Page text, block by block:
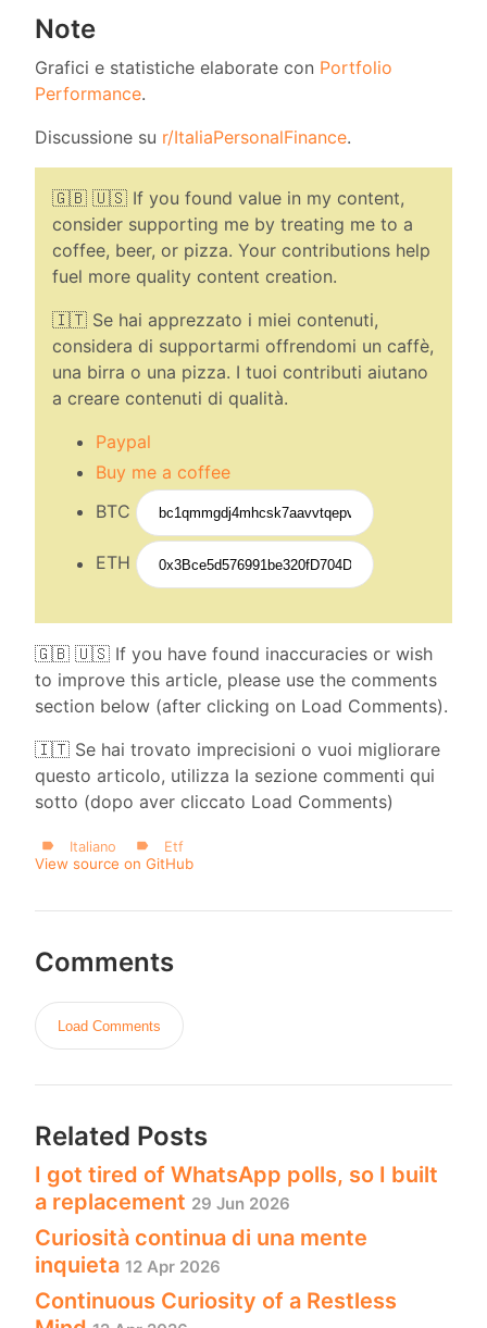
Note
Grafici e statistiche elaborate con Portfolio
Performance.
Discussione su r/ItaliaPersonalFinance.
🇬🇧 🇺🇸 If you found value in my content,
consider supporting me by treating me to a
coffee, beer, or pizza. Your contributions help
fuel more quality content creation.
🇮🇹 Se hai apprezzato i miei contenuti,
considera di supportarmi offrendomi un caffè,
una birra o una pizza. I tuoi contributi aiutano
a creare contenuti di qualità.
Paypal
Buy me a coffee
BTC
ETH
🇬🇧 🇺🇸 If you have found inaccuracies or wish
to improve this article, please use the comments
section below (after clicking on Load Comments).
🇮🇹 Se hai trovato imprecisioni o vuoi migliorare
questo articolo, utilizza la sezione commenti qui
sotto (dopo aver cliccato Load Comments)
Italiano Etf
View source on GitHub
Comments
Load Comments
Related Posts
I got tired of WhatsApp polls, so I built
a replacement 29 Jun 2026
Curiosità continua di una mente
inquieta 12 Apr 2026
Continuous Curiosity of a Restless